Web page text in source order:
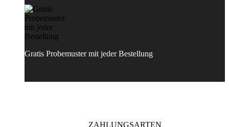
Gratis Probemuster mit jeder Bestellung
ZAHLUNGSARTEN